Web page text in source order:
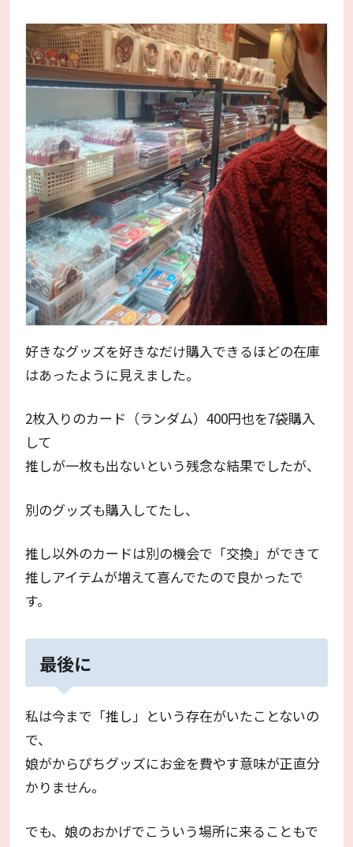
好きなグッズを好きなだけ購入できるほどの在庫
はあったように見えました。
2枚入りのカード（ランダム）400円也を7袋購入
して
推しが一枚も出ないという残念な結果でしたが、
別のグッズも購入してたし、
推し以外のカードは別の機会で「交換」ができて
推しアイテムが増えて喜んでたので良かったで
す。
最後に
私は今まで「推し」という存在がいたことないの
で、
娘がからぴちグッズにお金を費やす意味が正直分
かりません。
でも、娘のおかげでこういう場所に来ることもで